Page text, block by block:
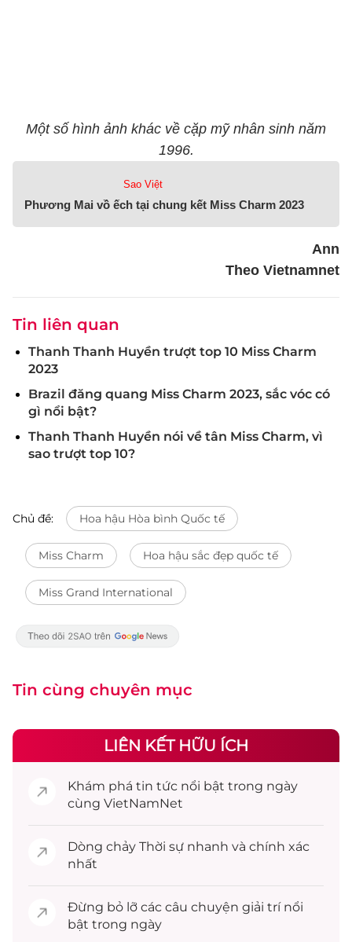
Một số hình ảnh khác về cặp mỹ nhân sinh năm
1996.
Sao Việt
Phương Mai vồ ếch tại chung kết Miss Charm 2023
Ann
Theo Vietnamnet
Tin liên quan
Thanh Thanh Huyền trượt top 10 Miss Charm
2023
Brazil đăng quang Miss Charm 2023, sắc vóc có
gì nổi bật?
Thanh Thanh Huyền nói về tân Miss Charm, vì
sao trượt top 10?
Chủ đề: Hoa hậu Hòa bình Quốc tế
Miss Charm Hoa hậu sắc đẹp quốc tế
Miss Grand International
Tin cùng chuyên mục
LIÊN KẾT HỮU ÍCH
Khám phá tin tức nổi bật trong ngày
cùng VietNamNet
Dòng chảy Thời sự nhanh và chính xác
nhất
Đừng bỏ lỡ các câu chuyện giải trínổi
bật trong ngày